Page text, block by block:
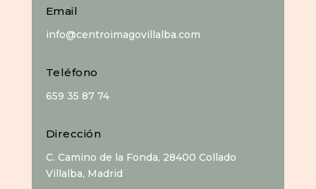
Email
info@centroimagovillalba.com
Teléfono
659 35 87 74
Dirección
C. Camino de la Fonda, 28400 Collado
Villalba, Madrid